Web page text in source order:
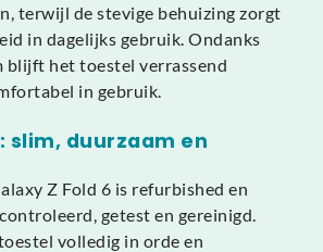
terwijl de stevige behuizing zorgt
in dagelijks gebruik. Ondanks
blijft het toestel verrassend
in gebruik.
slim, duurzaam en
Z Fold 6 is refurbished en
getest en gereinigd.
volledig in orde en